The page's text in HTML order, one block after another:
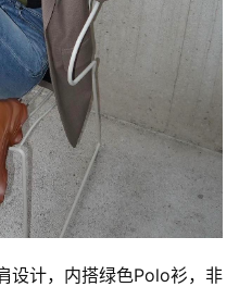
设计，内搭绿色Polo衫，非